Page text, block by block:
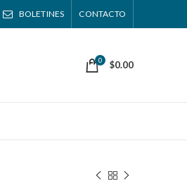
BOLETINES CONTACTO
0 $0.00